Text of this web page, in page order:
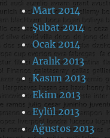
Mart 2014
Şubat 2014
Ocak 2014
Aralık 2013
Kasım 2013
Ekim 2013
Eylül 2013
Ağustos 2013